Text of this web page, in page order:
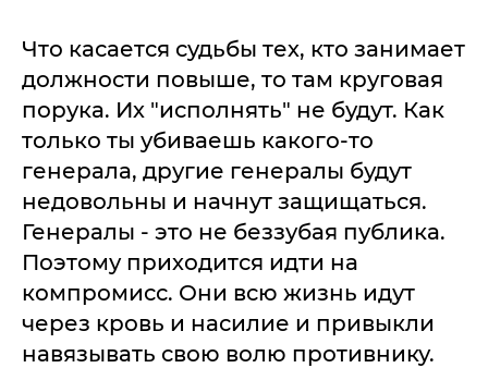
Что касается судьбы тех, кто занимает
должности повыше, то там круговая
порука. Их "исполнять" не будут. Как
только ты убиваешь какого-то
генерала, другие генералы будут
недовольны и начнут защищаться.
Генералы - это не беззубая публика.
Поэтому приходится идти на
компромисс. Они всю жизнь идут
через кровь и насилие и привыкли
навязывать свою волю противнику.